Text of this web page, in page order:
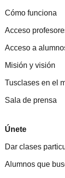
Cómo funciona
Acceso
Acceso a
Misión y visión
Tusclases en el
Sala de prensa
Únete
Dar clases
Alumnos que